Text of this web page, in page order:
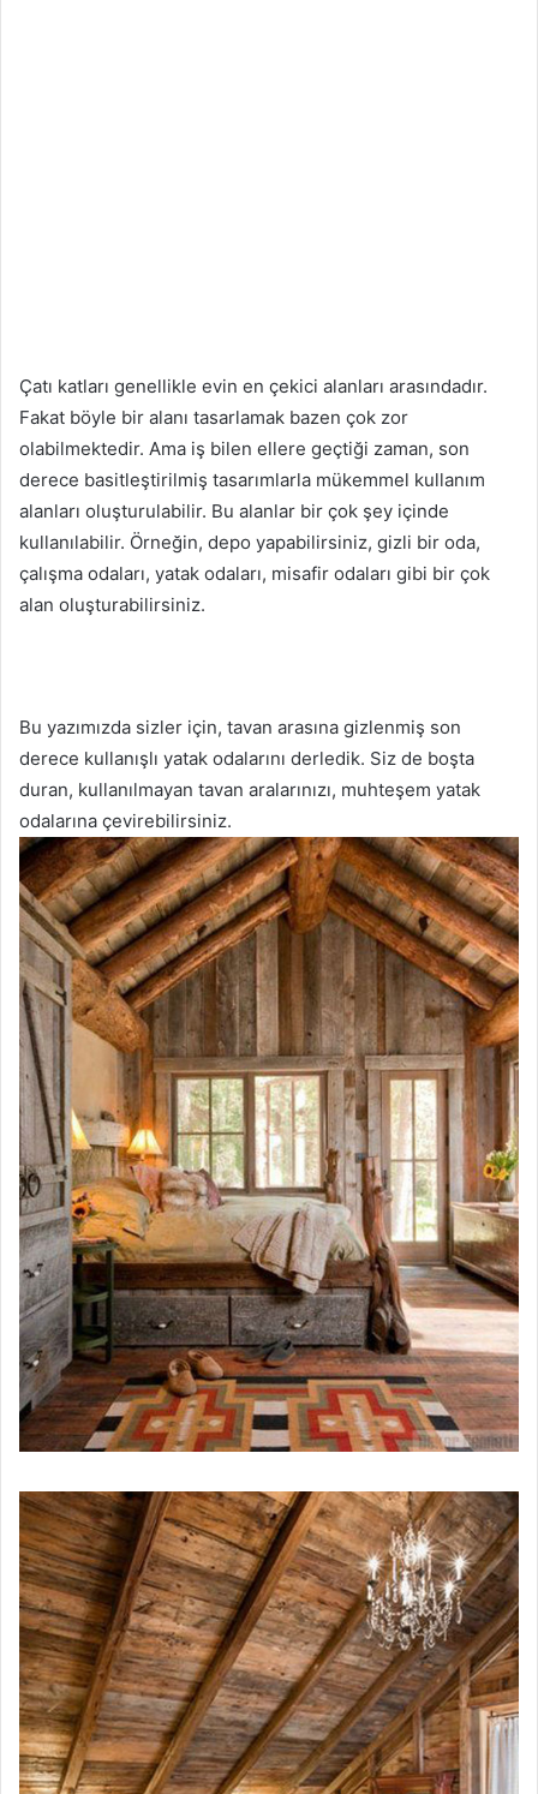
Çatı katları genellikle evin en çekici alanları arasındadır.
Fakat böyle bir alanı tasarlamak bazen çok zor
olabilmektedir. Ama iş bilen ellere geçtiği zaman, son
derece basitleştirilmiş tasarımlarla mükemmel kullanım
alanları oluşturulabilir. Bu alanlar bir çok şey içinde
kullanılabilir. Örneğin, depo yapabilirsiniz, gizli bir oda,
çalışma odaları, yatak odaları, misafir odaları gibi bir çok
alan oluşturabilirsiniz.
Bu yazımızda sizler için, tavan arasına gizlenmiş son
derece kullanışlı yatak odalarını derledik. Siz de boşta
duran, kullanılmayan tavan aralarınızı, muhteşem yatak
odalarına çevirebilirsiniz.